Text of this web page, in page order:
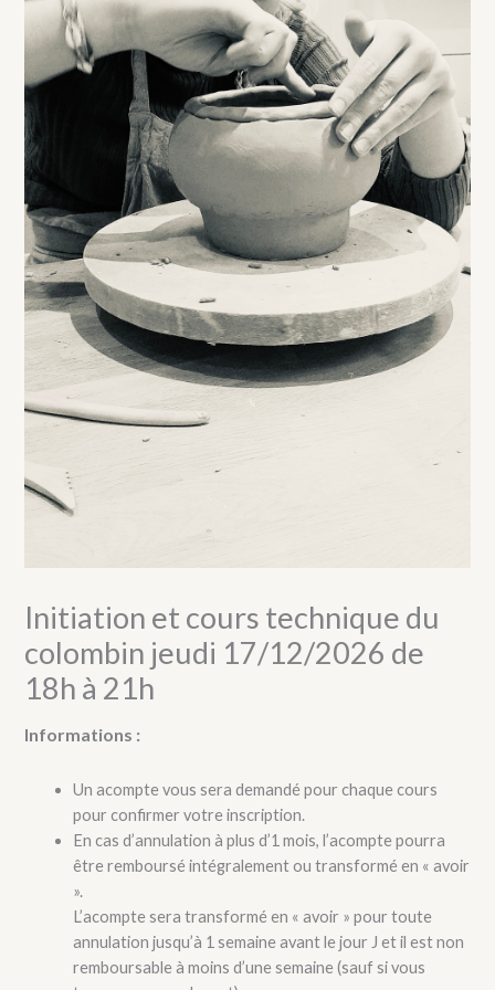
Initiation et cours technique du
colombin jeudi 17/12/2026 de
18h à 21h
Informations :
Un acompte vous sera demandé pour chaque cours
pour confirmer votre inscription.
En cas d’annulation à plus d’1 mois, l’acompte pourra
être remboursé intégralement ou transformé en « avoir
».
L’acompte sera transformé en « avoir » pour toute
annulation jusqu’à 1 semaine avant le jour J et il est non
remboursable à moins d’une semaine (sauf si vous